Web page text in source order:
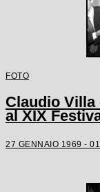
FOTO
Claudio
al XIX
27 GENNAIO 1969 -